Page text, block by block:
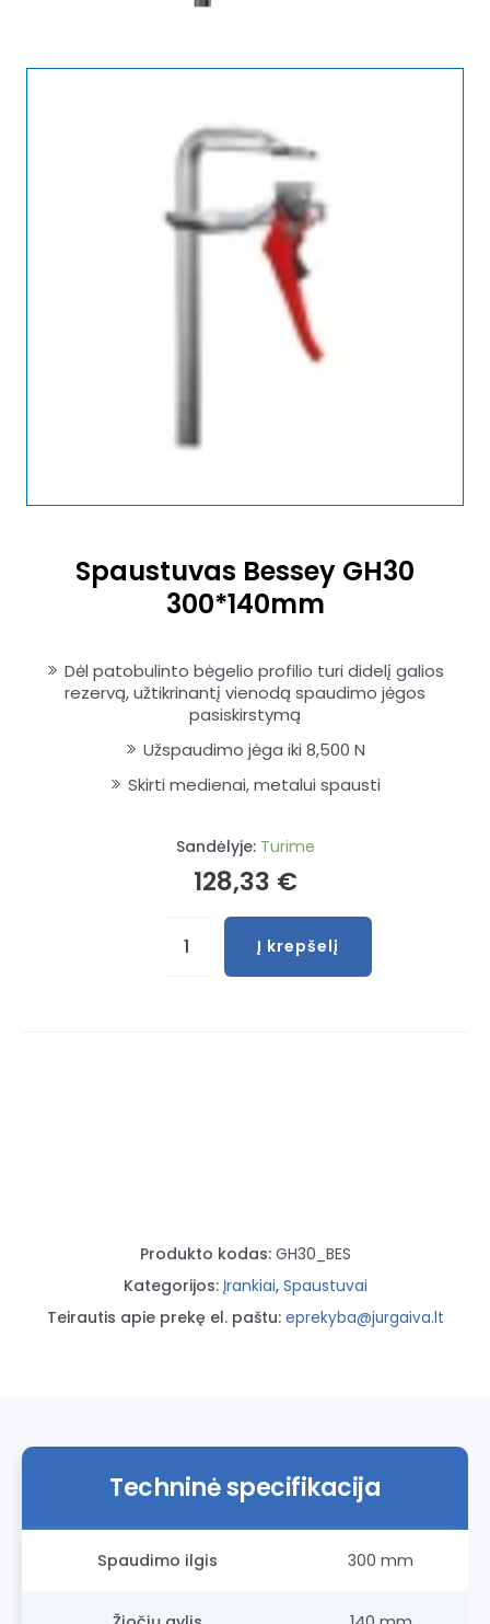
Spaustuvas Bessey GH30
300*140mm
Dėl patobulinto bėgelio profilio turi didelį galios
rezervą, užtikrinantį vienodą spaudimo jėgos
pasiskirstymą
Užspaudimo jėga iki 8,500 N
Skirti medienai, metalui spausti
Sandėlyje: Turime
128,33 €
Į krepšelį
Produkto kodas: GH30_BES
Kategorijos: Įrankiai, Spaustuvai
Teirautis apie prekę el. paštu: eprekyba@jurgaiva.lt
Techninė specifikacija
Spaudimo ilgis 300 mm